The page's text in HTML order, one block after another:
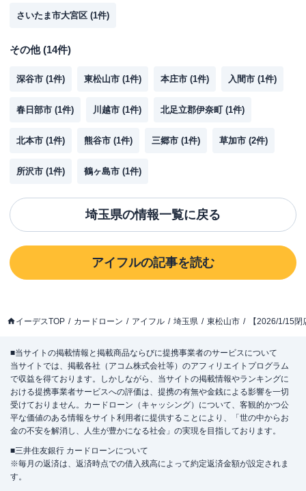
さいたま市大宮区 (1件)
その他(14件)
深谷市 (1件) 東松山市 (1件) 本庄市 (1件) 入間市 (1件)
春日部市 (1件) 川越市 (1件) 北足立郡伊奈町 (1件)
北本市 (1件) 熊谷市 (1件) 三郷市 (1件) 草加市 (2件)
所沢市 (1件) 鶴ヶ島市 (1件)
埼玉県の情報一覧に戻る
アイフルの記事を読む
イーデスTOP カードローン アイフル 埼玉県 東松山市 【2026/1/15
■当サイトの掲載情報と掲載商品ならびに提携事業者のサービスについて
当サイトでは、掲載各社（アコム株式会社等）のアフィリエイトプログラム
で収益を得ております。しかしながら、当サイトの掲載情報やランキングに
おける提携事業者サービスへの評価は、提携の有無や金銭による影響を一切
受けておりません。カードローン（キャッシング）について、客観的かつ公
平な価値のある情報をサイト利用者に提供することにより、「世の中からお
金の不安を解消し、人生が豊かになる社会」の実現を目指しております。
■三井住友銀行 カードローンについて
※毎月の返済は、返済時点での借入残高によって約定返済金額が設定されま
す。